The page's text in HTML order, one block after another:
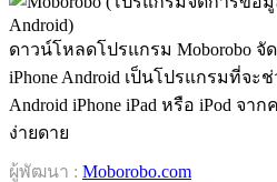
ดาวน์โหลดโปรแกรม Moborobo
iPhone Android เป็นโปรแกรมที่จ
Android iPhone iPad หรือ iPod จ
ง่ายดาย
ผู้พัฒนา : Moborobo.com